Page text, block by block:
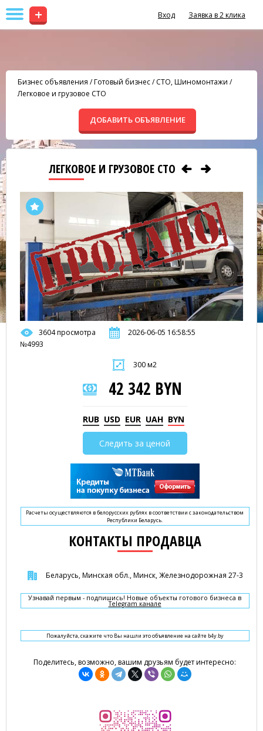
+ Вход Заявка в 2 клика
Бизнес объявления /Готовый бизнес/СТО, Шиномонтажи /
Легковое и грузовое СТО
ДОБАВИТЬ ОБЪЯВЛЕНИЕ
ЛЕГКОВОЕ И ГРУЗОВОЕ СТО
3604 просмотра
2026-06-05 16:58:55
№4993
300 м2
42 342 BYN
RUB USD EUR UAH BYN
Следить за ценой
Расчеты осуществляются в белорусских рублях в соответствии с законодательством
Республики Беларусь.
КОНТАКТЫ ПРОДАВЦА
Беларусь, Минская обл., Минск, Железнодорожная 27-3
Узнавай первым - подпишись! Новые объекты готового бизнеса в
Telegram канале
Пожалуйста, скажите что Вы нашли это объявление на сайте b4y.by
Поделитесь, возможно, вашим друзьям будет интересно: